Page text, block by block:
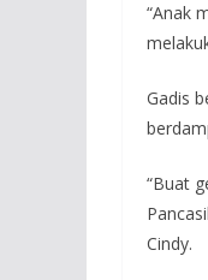
“Anak
Gadis
“Buat
Cindy.